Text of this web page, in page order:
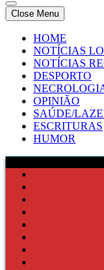
Comercio e Noticias
Notícias e Publicidade
Close Menu
HOME
NOTÍCIAS
NOTÍCIAS
DESPORTO
OPINIÃO
SAÚDE/
ESCRITURAS
HUMOR